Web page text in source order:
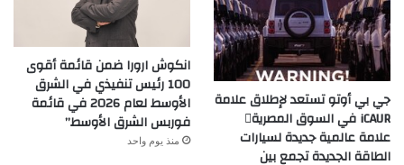
جي بي أوتو تستعد لإطلاق علامة
iCAUR في السوق المصرية
علامة عالمية جديدة لسيارات
الطاقة الجديدة تجمع بين
انكوش ارورا ضمن قائمة أقوى
100 رئيس تنفيذي في الشرق
الأوسط لعام 2026 في قائمة
فوربس الشرق الأوسط”
منذ يوم واحد